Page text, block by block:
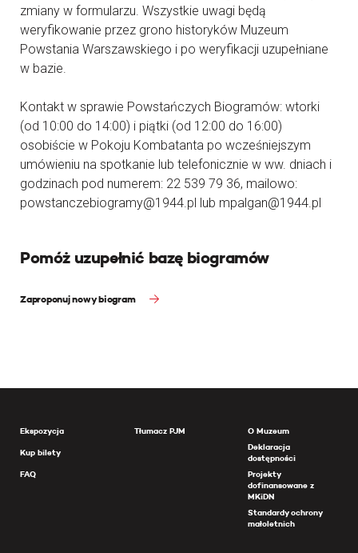
zmiany w formularzu. Wszystkie uwagi będą
weryfikowanie przez grono historyków Muzeum
Powstania Warszawskiego i po weryfikacji uzupełniane
w bazie.
Kontakt w sprawie Powstańczych Biogramów: wtorki
(od 10:00 do 14:00) i piątki (od 12:00 do 16:00)
osobiście w Pokoju Kombatanta po wcześniejszym
umówieniu na spotkanie lub telefonicznie w ww. dniach i
godzinach pod numerem: 22 539 79 36, mailowo:
powstanczebiogramy@1944.pl lub mpalgan@1944.pl
Pomóż uzupełnić bazę biogramów
Zaproponuj nowy biogram
Ekspozycja
Kup bilety
FAQ
Tłumacz PJM
O Muzeum
Deklaracja
dostępności
Projekty
dofinansowane z
MKiDN
Standardy ochrony
małoletnich